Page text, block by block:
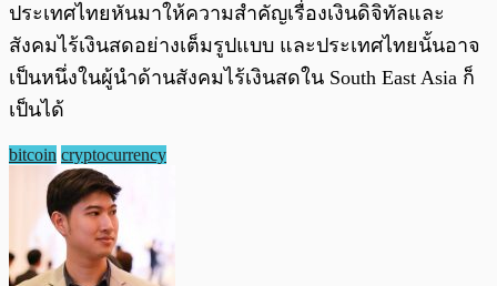
ประเทศไทยหันมาให้ความสำคัญเรื่องเงินดิจิทัลและ
สังคมไร้เงินสดอย่างเต็มรูปแบบ และประเทศไทยนั้นอาจ
เป็นหนึ่งในผู้นำด้านสังคมไร้เงินสดใน South East Asia ก็
เป็นได้
bitcoin cryptocurrency